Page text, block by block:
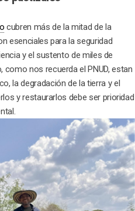
cubren más de la mitad de la
esenciales para la seguridad
y el sustento de miles de
nos recuerda el PNUD, estan
la degradación de la tierra y el
y restaurarlos debe ser prioridad